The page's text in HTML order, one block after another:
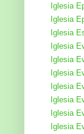
Iglesia
Iglesia
Iglesia
Iglesia
Iglesia
Iglesia
Iglesia
Iglesia
Iglesia
Iglesia